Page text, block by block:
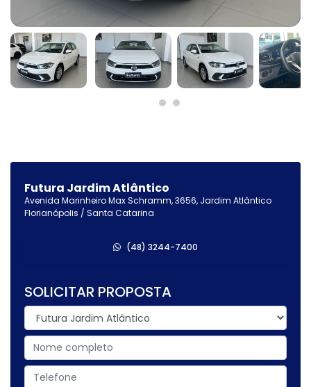
Futura Jardim Atlântico
Avenida Marinheiro Max Schramm, 3656, Jardim Atlântico
Florianópolis / Santa Catarina
(48) 3244-7400
SOLICITAR PROPOSTA